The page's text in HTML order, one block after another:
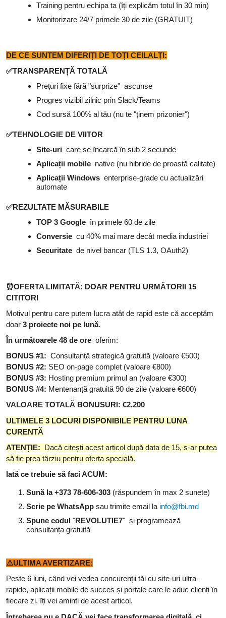
Training pentru echipa ta (îți explicăm totul în 30 min)
Monitorizare 24/7 primele 30 de zile (GRATUIT)
DE CE SUNTEM DIFERIȚI DE TOȚI CEILALȚI:
✅TRANSPARENȚĂ TOTALĂ
Prețuri fixe fără "surprize" ascunse
Progres vizibil zilnic prin Slack/Teams
Cod sursă 100% al tău (nu te "ținem prizonier")
✅TEHNOLOGIE DE VIITOR
Site-uri care se încarcă în sub 2 secunde
Aplicații mobile native (nu hibride de proastă calitate)
Aplicații Windows enterprise-grade cu actualizări
automate
✅REZULTATE MĂSURABILE
TOP 3 Google în primele 60 de zile
Conversie cu 40% mai mare decât media industriei
Securitate de nivel bancar (TLS 1.3, OAuth2)
⏰OFERTA LIMITATĂ: DOAR PENTRU URMĂTORII 15
CITITORI
Motivul pentru care putem lucra atât de rapid este că acceptăm
doar 3 proiecte noi pe lună.
În următoarele 48 de ore oferim:
BONUS #1: Consultanță strategică gratuită (valoare €500)
BONUS #2: SEO on-page complet (valoare €800)
BONUS #3: Hosting premium primul an (valoare €300)
BONUS #4: Mentenanță gratuită 90 de zile (valoare €600)
VALOARE TOTALĂ BONUSURI: €2,200
ULTIMELE 3 LOCURI DISPONIBILE PENTRU LUNA
CURENTĂ
ATENȚIE: Dacă citești acest articol după data de 15, s-ar putea
să fie prea târziu pentru oferta specială.
Iată ce trebuie să faci ACUM:
Sună la +373 78-606-303 (răspundem în max 2 sunete)
Scrie pe WhatsApp sau trimite email la info@fbi.md
Spune codul "REVOLUTIE7" și programează
consultanța gratuită
⚠️ULTIMA AVERTIZARE:
Peste 6 luni, când vei vedea concurenții tăi cu site-uri ultra-
rapide, aplicații mobile de succes și portale care le aduc clienți în
fiecare zi, îți vei aminti de acest articol.